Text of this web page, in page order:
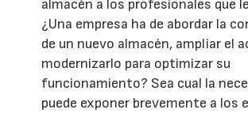
almacén a los profesionales que
¿Una empresa ha de abordar la
de un nuevo almacén, ampliar el
modernizarlo para optimizar su
funcionamiento? Sea cual la
puede exponer brevemente a los